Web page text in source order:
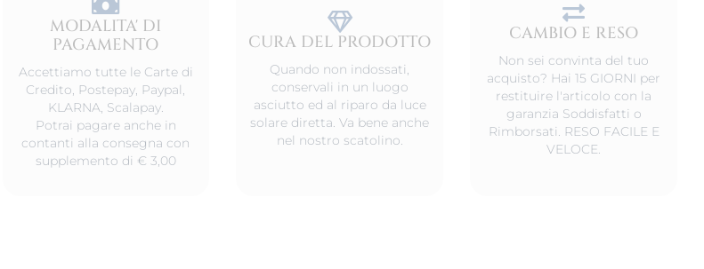
MODALITA' DI
PAGAMENTO
Accettiamo tutte le Carte di
Credito, Postepay, Paypal,
KLARNA, Scalapay.
Potrai pagare anche in
contanti alla consegna con
supplemento di € 3,00
CURA DEL PRODOTTO
Quando non indossati,
conservali in un luogo
asciutto ed al riparo da luce
solare diretta. Va bene anche
nel nostro scatolino.
CAMBIO E RESO
Non sei convinta del tuo
acquisto? Hai 15 GIORNI per
restituire l'articolo con la
garanzia Soddisfatti o
Rimborsati. RESO FACILE E
VELOCE.